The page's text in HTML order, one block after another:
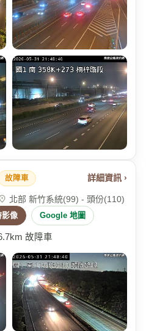
故障車 詳細資訊 ›
北部 新竹系統(99) - 頭份(110)
影像 Google 地圖
故障車